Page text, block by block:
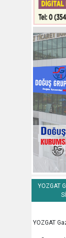
YOZGAT
YOZGAT